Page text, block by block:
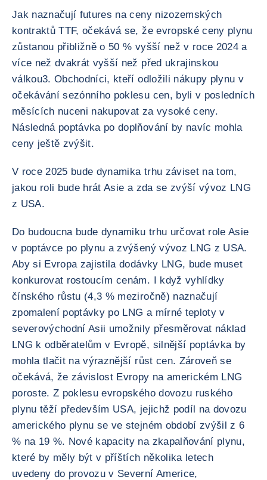
Jak naznačují futures na ceny nizozemských
kontraktů TTF, očekává se, že evropské ceny plynu
zůstanou přibližně o 50 % vyšší než v roce 2024 a
více než dvakrát vyšší než před ukrajinskou
válkou3. Obchodníci, kteří odložili nákupy plynu v
očekávání sezónního poklesu cen, byli v posledních
měsících nuceni nakupovat za vysoké ceny.
Následná poptávka po doplňování by navíc mohla
ceny ještě zvýšit.
V roce 2025 bude dynamika trhu záviset na tom,
jakou roli bude hrát Asie a zda se zvýší vývoz LNG
z USA.
Do budoucna bude dynamiku trhu určovat role Asie
v poptávce po plynu a zvýšený vývoz LNG z USA.
Aby si Evropa zajistila dodávky LNG, bude muset
konkurovat rostoucím cenám. I když vyhlídky
čínského růstu (4,3 % meziročně) naznačují
zpomalení poptávky po LNG a mírné teploty v
severovýchodní Asii umožnily přesměrovat náklad
LNG k odběratelům v Evropě, silnější poptávka by
mohla tlačit na výraznější růst cen. Zároveň se
očekává, že závislost Evropy na americkém LNG
poroste. Z poklesu evropského dovozu ruského
plynu těží především USA, jejichž podíl na dovozu
amerického plynu se ve stejném období zvýšil z 6
% na 19 %. Nové kapacity na zkapalňování plynu,
které by měly být v příštích několika letech
uvedeny do provozu v Severní Americe,